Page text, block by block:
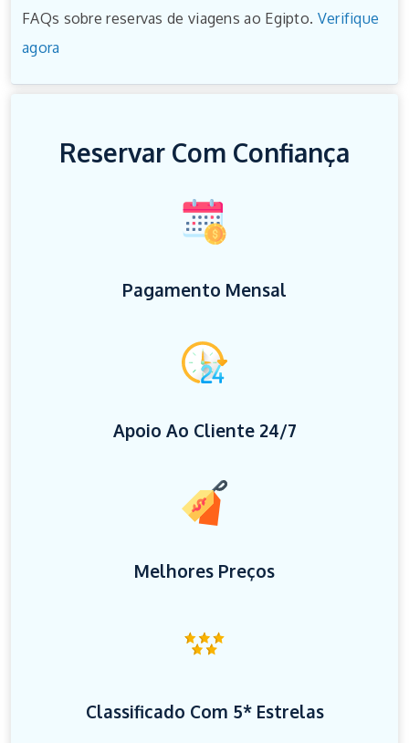
FAQs sobre reservas de viagens ao Egipto. Verifique
agora
Reservar Com Confiança
Pagamento Mensal
Apoio Ao Cliente 24/7
Melhores Preços
Classificado Com 5* Estrelas